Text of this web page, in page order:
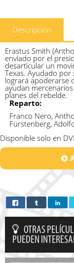
Descripción
Erastus Smith
enviado por el
desarticular un
Texas. Ayudado por
logrará apoderarse
ayudan
planes del rebelde.
Reparto:
Franco Nero,
Fürstenberg,
Disponible solo en
OTRAS
PUEDEN